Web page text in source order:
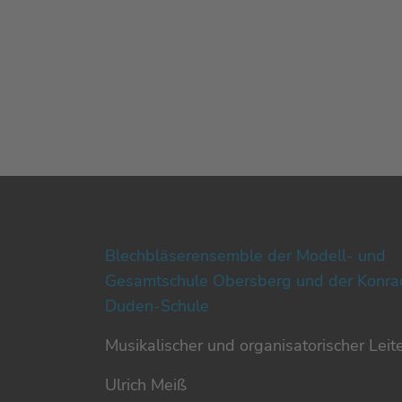
Blechbläserensemble der Modell- und
Gesamtschule Obersberg und der
Duden-Schule
Musikalischer und organisatorischer
Ulrich Meiß